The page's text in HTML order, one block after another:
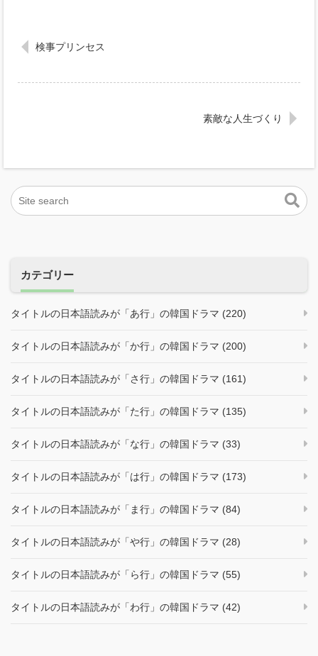
検事プリンセス
素敵な人生づくり
カテゴリー
タイトルの日本語読みが「あ行」の韓国ドラマ (220)
タイトルの日本語読みが「か行」の韓国ドラマ (200)
タイトルの日本語読みが「さ行」の韓国ドラマ (161)
タイトルの日本語読みが「た行」の韓国ドラマ (135)
タイトルの日本語読みが「な行」の韓国ドラマ (33)
タイトルの日本語読みが「は行」の韓国ドラマ (173)
タイトルの日本語読みが「ま行」の韓国ドラマ (84)
タイトルの日本語読みが「や行」の韓国ドラマ (28)
タイトルの日本語読みが「ら行」の韓国ドラマ (55)
タイトルの日本語読みが「わ行」の韓国ドラマ (42)